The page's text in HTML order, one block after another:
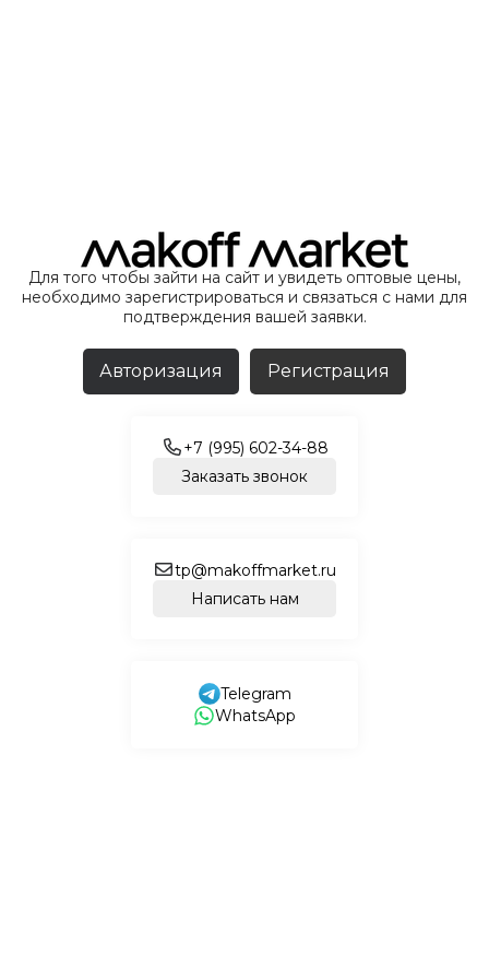
Для того чтобы зайти на сайт и увидеть оптовые цены,
необходимо зарегистрироваться и связаться с нами для
подтверждения вашей заявки.
Авторизация Регистрация
+7 (995) 602-34-88
Заказать звонок
tp@makoffmarket.ru
Написать нам
Telegram
WhatsApp